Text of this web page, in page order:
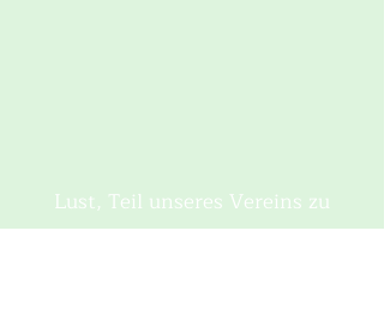
Lust, Teil unseres Vereins zu
werden? Füllen Sie einfach schnell